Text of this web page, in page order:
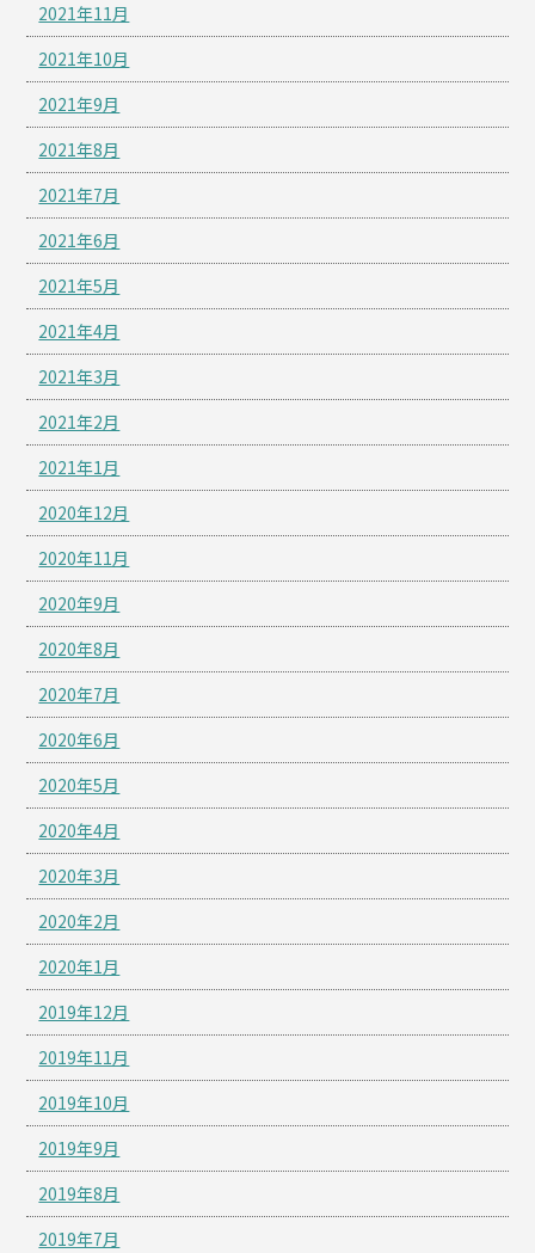
2021年11月
2021年10月
2021年9月
2021年8月
2021年7月
2021年6月
2021年5月
2021年4月
2021年3月
2021年2月
2021年1月
2020年12月
2020年11月
2020年9月
2020年8月
2020年7月
2020年6月
2020年5月
2020年4月
2020年3月
2020年2月
2020年1月
2019年12月
2019年11月
2019年10月
2019年9月
2019年8月
2019年7月